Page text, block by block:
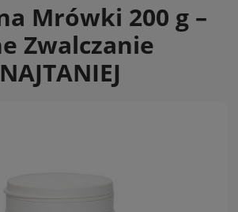
Mrówki 200 g –
Zwalczanie